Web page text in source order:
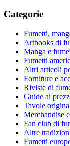
Categorie
Fumetti,
Artbooks di
Manga e
Fumetti
Altri articoli
Forniture e
Riviste di
Guide ai
Tavole
Merchandise
Fan club di
Altre
Fumetti